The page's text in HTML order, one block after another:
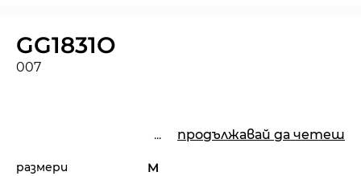
GG1831O
007
... продължавай да четеш
размери M